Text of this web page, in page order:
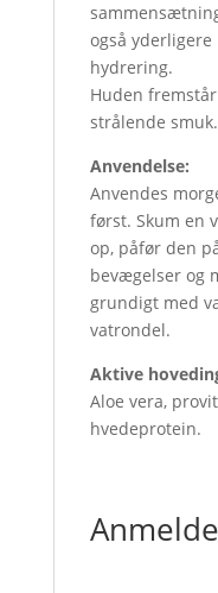
også
hydrering.
Huden
strålende smuk.
Anvendelse:
Anvendes
først. Skum en
op, påfør den
bevægelser og
grundigt med
vatrondel.
Aktive
Aloe vera,
hvedeprotein.